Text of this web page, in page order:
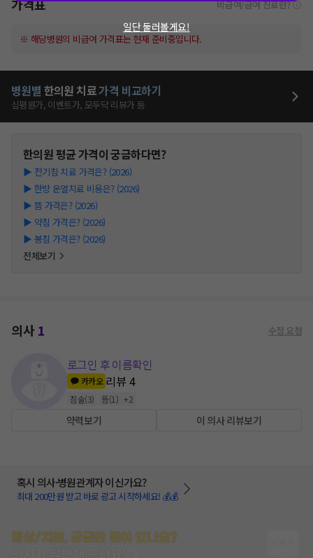
가격표 비급여/급여 진료란?
※ 해당병원의 비급여 가격표는 현재 준비중입니다.
병원별 한의원 치료가격 비교하기
심평원가, 이벤트가, 모두닥 리뷰가 등
한의원평균 가격이 궁금하다면?
▶ 전기침 치료 가격은? (2026)
▶ 한방 온열치료 비용은? (2026)
▶ 뜸 가격은? (2026)
▶ 약침 가격은? (2026)
▶ 봉침 가격은? (2026)
전체보기
의사1 수정 요청
로그인 후 이름확인
카카오 리뷰4
침술(3) 뜸(1 ) +2
약력보기 이 의사 리뷰보기
혹시 의사·병원관계자 이신가요?
최대 200만원 받고 바로 광고 시작하세요! 💰💰
증상/치료, 궁금한 점이 있나요?
일단 둘러볼게요!